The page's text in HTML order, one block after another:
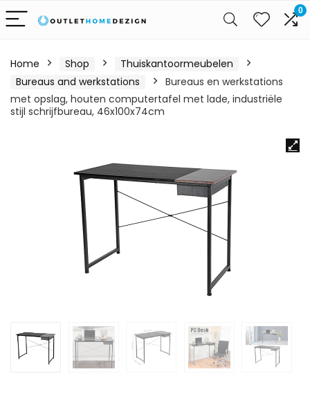
0
Home Shop
Thuiskantoormeubelen
Bureaus and werkstations
Bureaus en werkstations
met opslag, houten computertafel met lade, industriële
stijl schrijfbureau, 46x100x74cm